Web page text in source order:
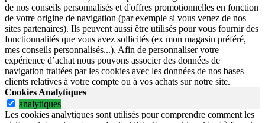
de nos conseils personnalisés et d'offres promotionnelles en fonction
de votre origine de navigation (par exemple si vous venez de nos
sites partenaires). Ils peuvent aussi être utilisés pour vous fournir des
fonctionnalités que vous avez sollicités (ex mon magasin préféré,
mes conseils personnalisés...). Afin de personnaliser votre
expérience d’achat nous pouvons associer des données de
navigation traitées par les cookies avec les données de nos bases
clients relatives à votre compte ou à vos achats sur notre site.
Cookies Analytiques
analytiques
Les cookies analytiques sont utilisés pour comprendre comment les